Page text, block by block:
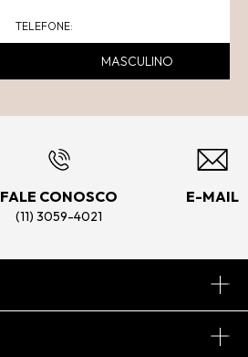
MASCULINO
FALE CONOSCO
(11) 3059-4021
E-MAIL